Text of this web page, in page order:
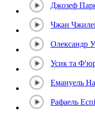
Джозеф
Чжан
Олександр
Усик та
Емануель
Рафаель